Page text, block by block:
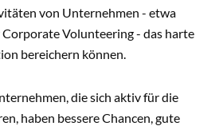
von Unternehmen - etwa
Volunteering - das harte
bereichern können.
die sich aktiv für die
haben bessere Chancen, gute